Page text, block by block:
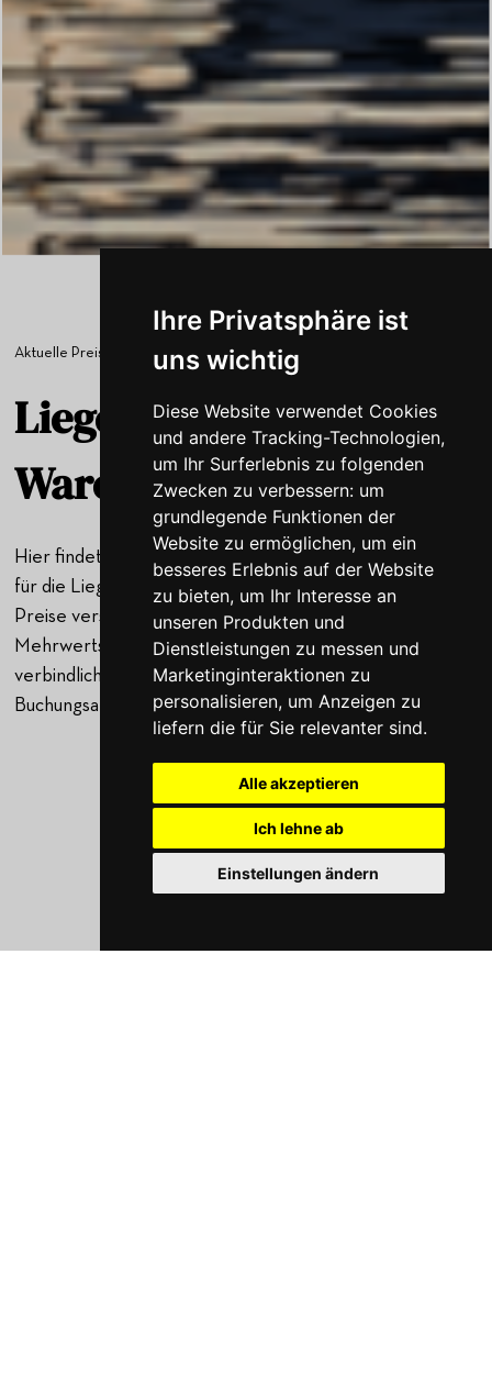
Ihre Privatsphäre ist
uns wichtig
Diese Website verwendet Cookies
und andere Tracking-Technologien,
um Ihr Surferlebnis zu folgenden
Zwecken zu verbessern: um
grundlegende Funktionen der
Website zu ermöglichen, um ein
besseres Erlebnis auf der Website
zu bieten, um Ihr Interesse an
unseren Produkten und
Dienstleistungen zu messen und
Marketinginteraktionen zu
personalisieren, um Anzeigen zu
liefern die für Sie relevanter sind.
Alle akzeptieren
Ich lehne ab
Einstellungen ändern
Aktuelle Preisübersicht
Liegeplätze im Hafen
Waren
Hier findet Ihr einen Überblick über die aktuellen Preise
für die Liegeplätze in unserem Yachthafen. Unsere
Preise verstehen sich inklusive der gesetzlichen
Mehrwertsteuer, Änderungen behalten wir uns vor. Den
verbindlichen Preis erhaltet Ihr mit der Antwort auf Eure
Buchungsanfrage.
Yacht im Sturm sicher vertäuen